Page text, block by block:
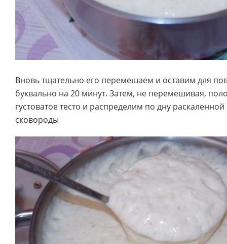
Вновь тщательно его перемешаем и оставим для
буквально на 20 минут. Затем, не перемешивая,
густоватое тесто и распределим по дну
сковороды